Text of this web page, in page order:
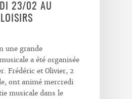
23/02 AU
une grande
a été organisée
Frédéric et Olivier, 2
ont animé mercredi
musicale dans le